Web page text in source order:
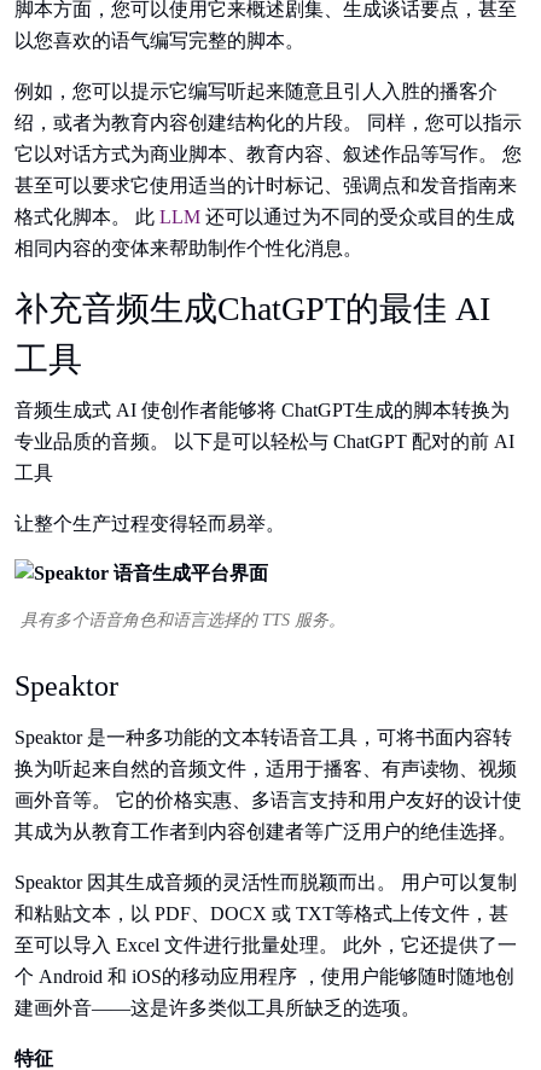
脚本方面，您可以使用它来概述剧集、生成谈话要点，甚至
以您喜欢的语气编写完整的脚本。
例如，您可以提示它编写听起来随意且引人入胜的播客介
绍，或者为教育内容创建结构化的片段。 同样，您可以指示
它以对话方式为商业脚本、教育内容、叙述作品等写作。 您
甚至可以要求它使用适当的计时标记、强调点和发音指南来
格式化脚本。 此 LLM 还可以通过为不同的受众或目的生成
相同内容的变体来帮助制作个性化消息。
补充音频生成ChatGPT的最佳 AI
工具
音频生成式 AI 使创作者能够将 ChatGPT生成的脚本转换为
专业品质的音频。 以下是可以轻松与 ChatGPT 配对的前 AI
工具
让整个生产过程变得轻而易举。
具有多个语音角色和语言选择的 TTS 服务。
Speaktor
Speaktor 是一种多功能的文本转语音工具，可将书面内容转
换为听起来自然的音频文件，适用于播客、有声读物、视频
画外音等。 它的价格实惠、多语言支持和用户友好的设计使
其成为从教育工作者到内容创建者等广泛用户的绝佳选择。
Speaktor 因其生成音频的灵活性而脱颖而出。 用户可以复制
和粘贴文本，以 PDF、DOCX 或 TXT等格式上传文件，甚
至可以导入 Excel 文件进行批量处理。 此外，它还提供了一
个 Android 和 iOS的移动应用程序 ，使用户能够随时随地创
建画外音——这是许多类似工具所缺乏的选项。
特征